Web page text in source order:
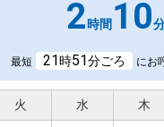
2時間10
最短 21時51分ごろ にお
火 水 木